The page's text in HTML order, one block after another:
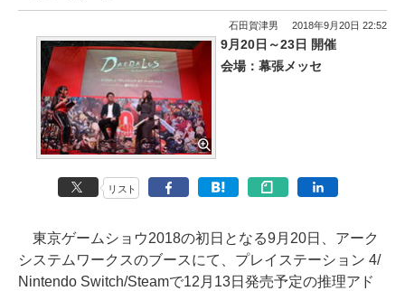
石田賀津男 2018年9月20日 22:52
9月20日～23日 開催
会場：幕張メッセ
リスト
東京ゲームショウ2018の初日となる9月20日、アーク
システムワークスのブースにて、プレイステーション 4/
Nintendo Switch/Steamで12月13日発売予定の推理アド